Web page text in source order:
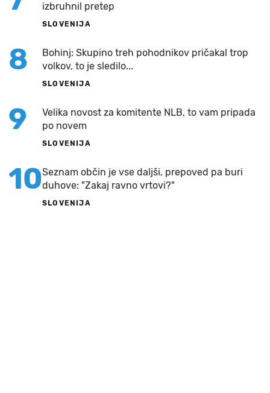
izbruhnil pretep
SLOVENIJA
8
Bohinj: Skupino treh pohodnikov pričakal trop
volkov, to je sledilo...
SLOVENIJA
9
Velika novost za komitente NLB, to vam pripada
po novem
SLOVENIJA
10Seznam občin je vse daljši, prepoved pa buri
duhove: "Zakaj ravno vrtovi?"
SLOVENIJA